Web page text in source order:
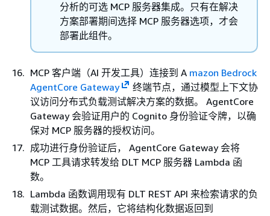
分析的可选 MCP 服务器集成。只有在解决
方案部署期间选择 MCP 服务器选项，才会
部署此组件。
MCP 客户端（AI 开发工具）连接到 A mazon Bedrock
AgentCore Gateway
终端节点，通过模型上下文协
议访问分布式负载测试解决方案的数据。 AgentCore
Gateway 会验证用户的 Cognito 身份验证令牌，以确
保对 MCP 服务器的授权访问。
成功进行身份验证后， AgentCore Gateway 会将
MCP 工具请求转发给 DLT MCP 服务器 Lambda 函
数。
Lambda 函数调用现有 DLT REST API 来检索请求的负
载测试数据。然后，它将结构化数据返回到